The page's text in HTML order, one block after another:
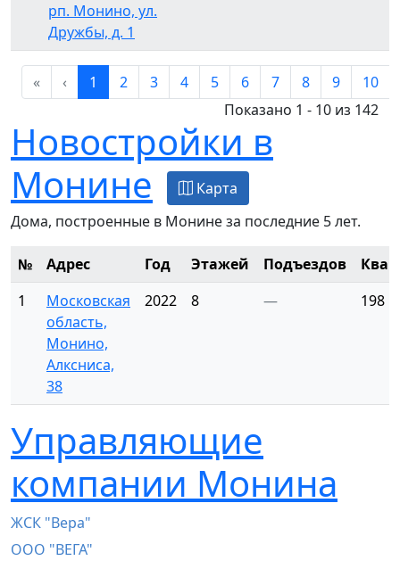
рп. Монино, ул.
Дружбы, д. 1
« ‹ 1 2 3 4 5 6 7 8 9
10
Показано 1 - 10 из 142
Новостройки в
Монине
Карта
Дома, построенные в Монине за последние 5 лет.
№ Адрес Год Этажей Подъездов
1
Московская
область,
Монино,
Алксниса,
38
2022 8 — 198
Управляющие
компании Монина
ЖСК "Вера"
ООО "ВЕГА"